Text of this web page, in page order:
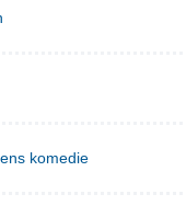
komedie